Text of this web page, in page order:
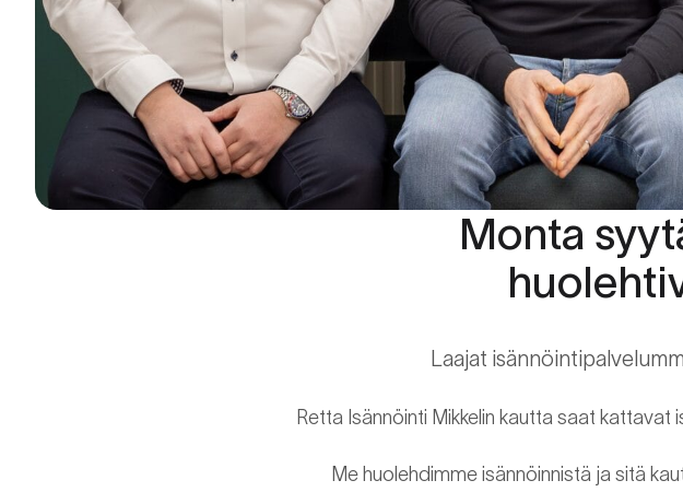
Monta
Laajat
Retta Isännöinti Mikkelin kautta saat
Me huolehdimme isännöinnistä ja sitä